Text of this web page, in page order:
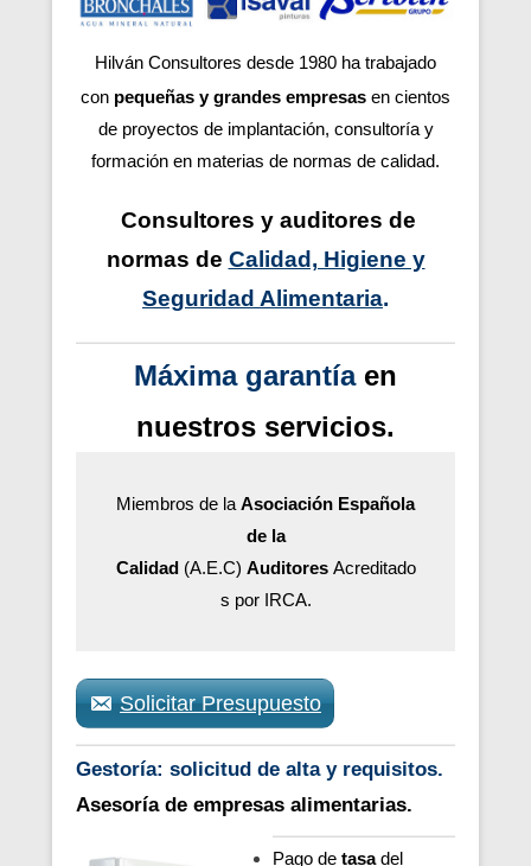
Hilván Consultores desde 1980 ha trabajado
con pequeñas y grandes empresas en cientos
de proyectos de implantación, consultoría y
formación en materias de normas de calidad.
Consultores y auditores de
normas de Calidad, Higiene y
Seguridad Alimentaria.
Máxima garantíaen
nuestros servicios.
Miembros de la Asociación Española
de la
Calidad(A.E.C) AuditoresAcreditado
s por IRCA.
Solicitar Presupuesto
Gestoría: solicitud de alta y requisitos.
Asesoría de empresas alimentarias.
Pago de tasadel